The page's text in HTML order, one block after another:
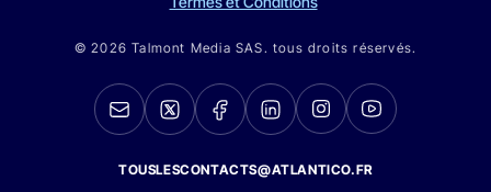
© 2026 Talmont Media SAS. tous droits réservés.
TOUSLESCONTACTS@ATLANTICO.FR